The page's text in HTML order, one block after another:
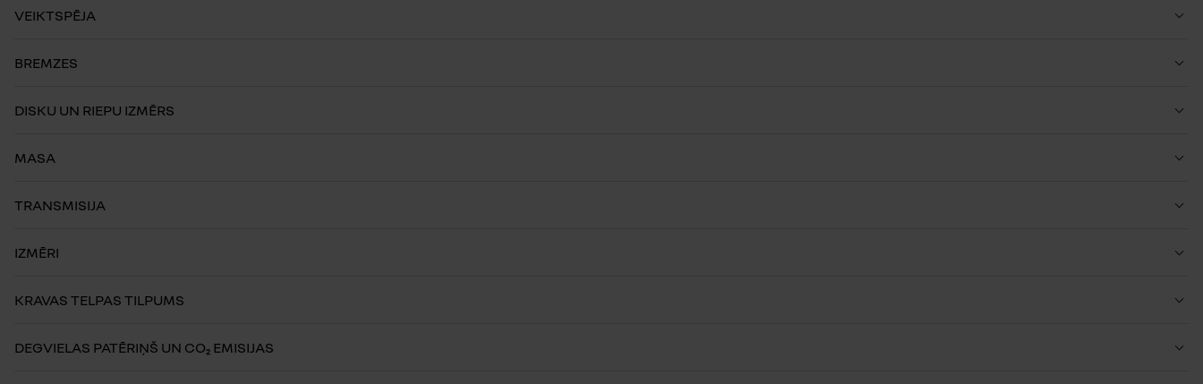
VEIKTSPĒJA
BREMZES
DISKU UN RIEPU IZMĒRS
MASA
TRANSMISIJA
IZMĒRI
KRAVAS TELPAS TILPUMS
DEGVIELAS PATĒRIŅŠ UN CO₂ EMISIJAS